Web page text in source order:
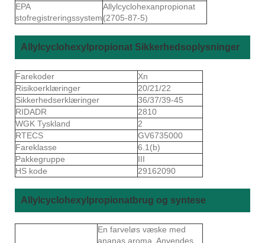
EPA
stofregistreringssystem
Allylcyclohexanpropionat
(2705-87-5)
Allylcyclohexylpropionat Sikkerhedsoplysninger
Farekoder
Xn
Risikoerklæringer
20/21/22
Sikkerhedserklæringer
36/37/39-45
RIDADR
2810
WGK Tyskland
2
RTECS
GV6735000
Fareklasse
6.1(b)
Pakkegruppe
III
HS kode
29162090
Allylcyclohexylpropionatbrug og syntese
En farveløs væske med
ananas aroma. Anvendes